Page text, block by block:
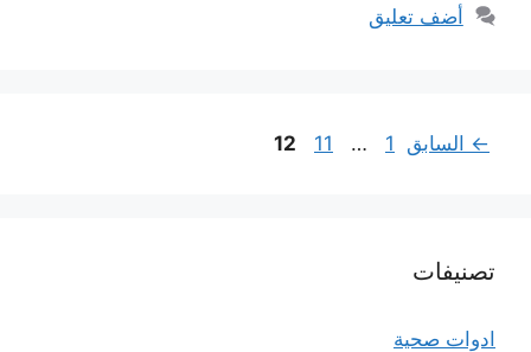
أضف تعليق
← السابق Page
1
…
Page
11
Page
12
تصنيفات
ادوات صحية